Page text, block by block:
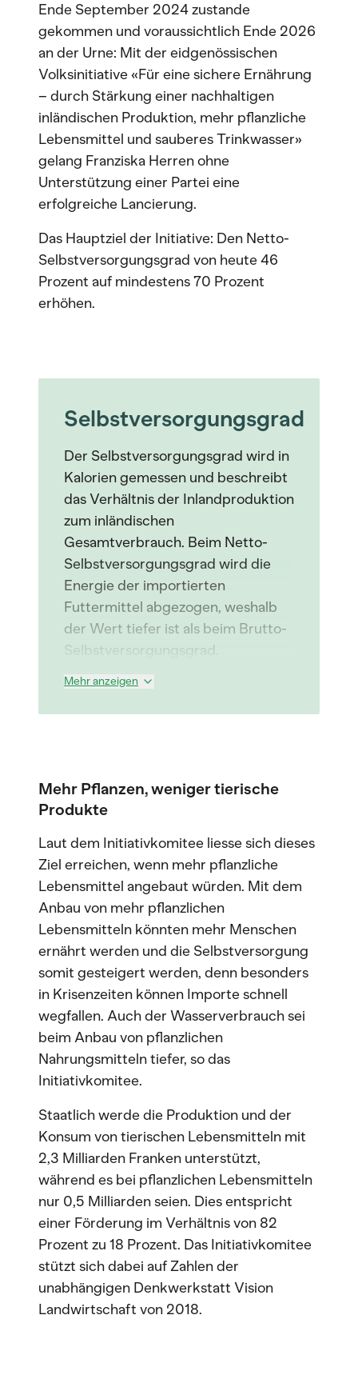
Ende September 2024 zustande
gekommen und voraussichtlich Ende 2026
an der Urne: Mit der eidgenössischen
Volksinitiative «Für eine sichere Ernährung
– durch Stärkung einer nachhaltigen
inländischen Produktion, mehr pflanzliche
Lebensmittel und sauberes Trinkwasser»
gelang Franziska Herren ohne
Unterstützung einer Partei eine
erfolgreiche Lancierung.
Das Hauptziel der Initiative: Den Netto-
Selbstversorgungsgrad von heute 46
Prozent auf mindestens 70 Prozent
erhöhen.
Selbstversorgungsgrad
Der Selbstversorgungsgrad wird in
Kalorien gemessen und beschreibt
das Verhältnis der Inlandproduktion
zum inländischen
Gesamtverbrauch. Beim Netto-
Selbstversorgungsgrad wird die
Energie der importierten
Futtermittel abgezogen, weshalb
der Wert tiefer ist als beim Brutto-
Selbstversorgungsgrad.
Mehr anzeigen
Mehr Pflanzen, weniger tierische
Produkte
Laut dem Initiativkomitee liesse sich dieses
Ziel erreichen, wenn mehr pflanzliche
Lebensmittel angebaut würden. Mit dem
Anbau von mehr pflanzlichen
Lebensmitteln könnten mehr Menschen
ernährt werden und die Selbstversorgung
somit gesteigert werden, denn besonders
in Krisenzeiten können Importe schnell
wegfallen. Auch der Wasserverbrauch sei
beim Anbau von pflanzlichen
Nahrungsmitteln tiefer, so das
Initiativkomitee.
Staatlich werde die Produktion und der
Konsum von tierischen Lebensmitteln mit
2,3 Milliarden Franken unterstützt,
während es bei pflanzlichen Lebensmitteln
nur 0,5 Milliarden seien. Dies entspricht
einer Förderung im Verhältnis von 82
Prozent zu 18 Prozent. Das Initiativkomitee
stützt sich dabei auf Zahlen der
unabhängigen Denkwerkstatt Vision
Landwirtschaft von 2018.